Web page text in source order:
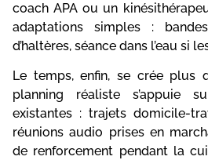
coach APA ou un
adaptations simples :
d’haltères, séance dans l’eau si
Le temps, enfin, se crée plus
planning réaliste s’appuie
existantes : trajets domicile-
réunions audio prises en
de renforcement pendant la